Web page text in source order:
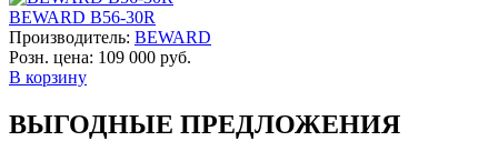
BEWARD B56-30R
Производитель: BEWARD
Розн. цена: 109 000 руб.
В корзину
ВЫГОДНЫЕ ПРЕДЛОЖЕНИЯ